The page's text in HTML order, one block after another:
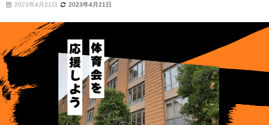
2023年4月21日 2023年4月21日